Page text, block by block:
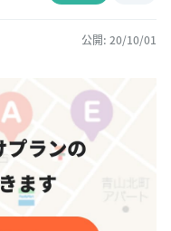
公開: 20/10/01